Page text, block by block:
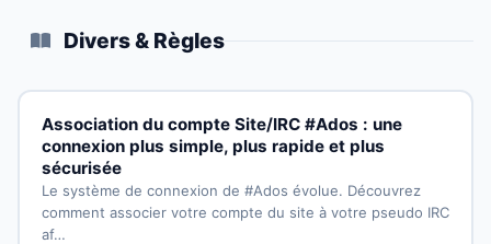
Divers & Règles
Association du compte Site/IRC #Ados : une
connexion plus simple, plus rapide et plus
sécurisée
Le système de connexion de #Ados évolue. Découvrez
comment associer votre compte du site à votre pseudo IRC
af…